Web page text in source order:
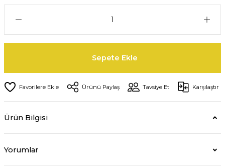
Sepete Ekle
Ürünü Paylaş Tavsiye Et Karşılaştır
Ürün Bilgisi
Yorumlar